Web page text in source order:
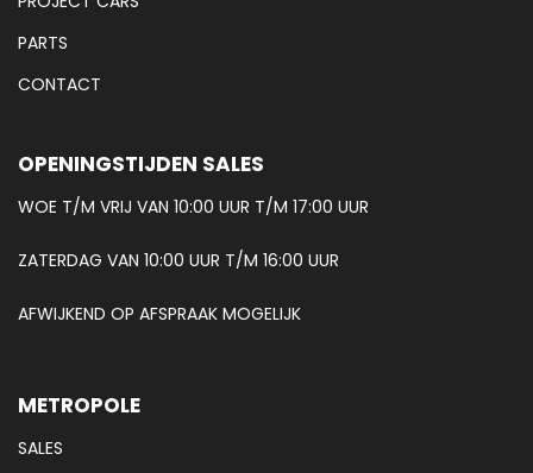
PARTS
CONTACT
OPENINGSTIJDEN SALES
WOE T/M VRIJ VAN 10:00 UUR T/M 17:00 UUR
ZATERDAG VAN 10:00 UUR T/M 16:00 UUR
AFWIJKEND OP AFSPRAAK MOGELIJK
METROPOLE
SALES